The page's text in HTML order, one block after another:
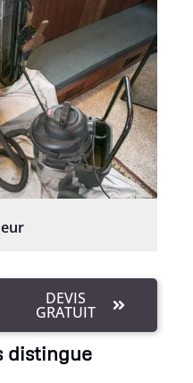
DEVIS
GRATUIT
distingue